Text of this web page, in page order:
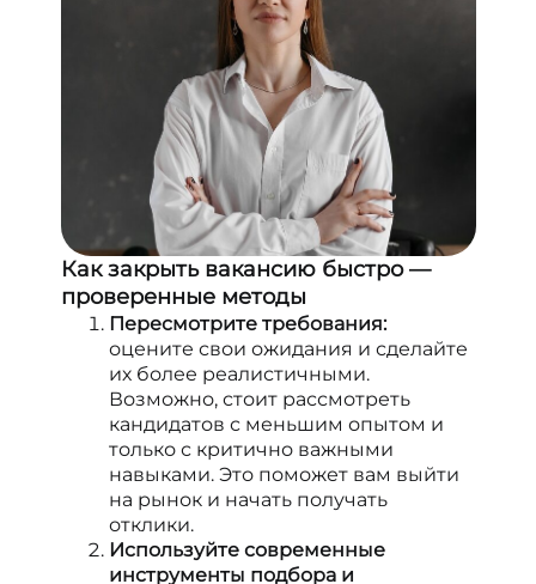
Как закрыть вакансию быстро —
проверенные методы
Пересмотрите требования:
оцените свои ожидания и сделайте
их более реалистичными.
Возможно, стоит рассмотреть
кандидатов с меньшим опытом и
только с критично важными
навыками. Это поможет вам выйти
на рынок и начать получать
отклики.
Используйте современные
инструменты подбора и